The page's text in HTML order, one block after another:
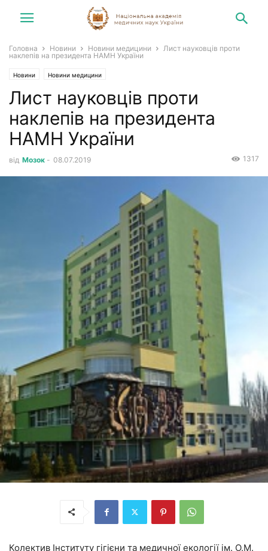
Головна Новини Новини медицини
Лист науковців проти
наклепів на президента НАМН України
Новини Новини медицини
Лист науковців проти
наклепів на президента
НАМН України
від Мозок - 08.07.2019 1317
Колектив Інституту гігієни та медичної екології ім. О.М.